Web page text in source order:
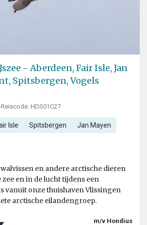
- Aberdeen, Fair Isle, Jan
Spitsbergen, Vogels
Reiscode: HDS01C27
Isle Spitsbergen Jan Mayen
en andere arctische dieren
zee en in de lucht tijdens een
vanuit onze thuishaven Vlissingen
arctische eilandengroep.
m/v Hondius